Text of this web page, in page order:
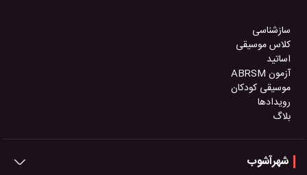
سازشناسی
کلاس موسیقی
اساتید
آزمون ABRSM
موسیقی کودکان
رویدادها
بلاگ
شهرآشوب